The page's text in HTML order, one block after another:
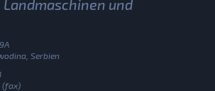
und
Serbien
(fax)